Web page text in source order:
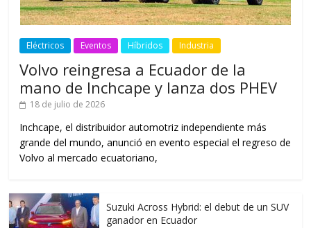
Eléctricos Eventos Híbridos Industria
Volvo reingresa a Ecuador de la
mano de Inchcape y lanza dos PHEV
18 de julio de 2026
Inchcape, el distribuidor automotriz independiente más
grande del mundo, anunció en evento especial el regreso de
Volvo al mercado ecuatoriano,
Suzuki Across Hybrid: el debut de un SUV
ganador en Ecuador